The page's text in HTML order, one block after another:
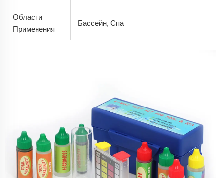
Области
Применения
Бассейн, Спа